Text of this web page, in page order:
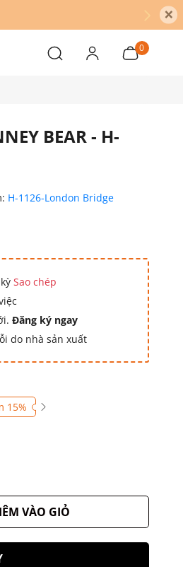
×
0
BEAR - H-
H-1126-London Bridge
Sao chép
Đăng ký ngay
do nhà sản xuất
15%
VÀO GIỎ